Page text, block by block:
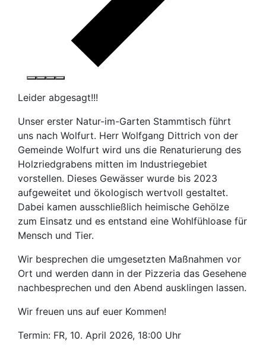
Leider abgesagt!!!
Unser erster Natur-im-Garten Stammtisch führt
uns nach Wolfurt. Herr Wolfgang Dittrich von der
Gemeinde Wolfurt wird uns die Renaturierung des
Holzriedgrabens mitten im Industriegebiet
vorstellen. Dieses Gewässer wurde bis 2023
aufgeweitet und ökologisch wertvoll gestaltet.
Dabei kamen ausschließlich heimische Gehölze
zum Einsatz und es entstand eine Wohlfühloase für
Mensch und Tier.
Wir besprechen die umgesetzten Maßnahmen vor
Ort und werden dann in der Pizzeria das Gesehene
nachbesprechen und den Abend ausklingen lassen.
Wir freuen uns auf euer Kommen!
Termin: FR, 10. April 2026, 18:00 Uhr